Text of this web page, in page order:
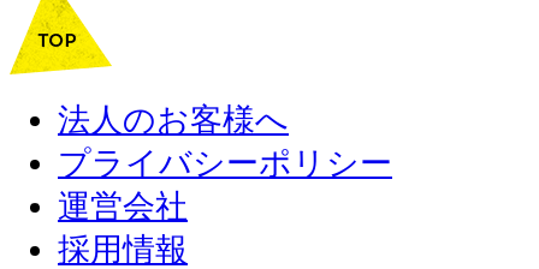
法人のお客様へ
プライバシーポリシー
運営会社
採用情報